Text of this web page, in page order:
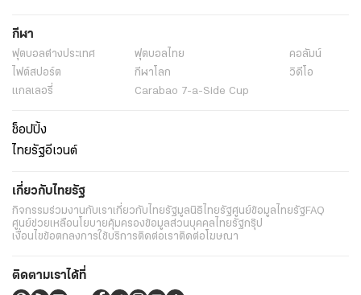
กีฬา
ฟุตบอลต่่างประเทศ ฟุตบอลไทย
คอลัมน์
ไฟต์สปอร์ต
กีฬาโลก
วิดีโอ
แกลเลอรี่
Carabao 7-a-Side Cup
ช็อปปิ้ง
ไทยรัฐอีเวนต์
เกี่ยวกับไทยรัฐ
กิจกรรมร่วมงานกับเราเกี่ยวกับไทยรัฐมูลนิธิไทยรัฐศูนย์ข้อมูลไทยรัฐFAQ
ศูนย์ช่วยเหลือนโยบายคุ้มครองข้อมูลส่วนบุคคลไทยรัฐกรุ๊ป
เงื่อนไขข้อตกลงการใช้บริการติดต่อเราติดต่อโฆษณา
ติดตามเราได้ที่